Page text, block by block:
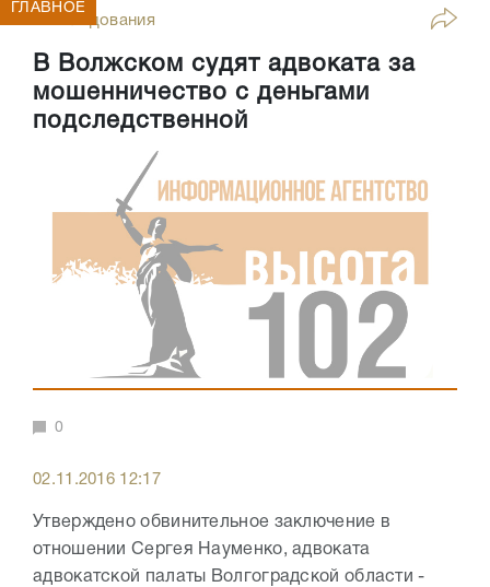
Расследования
В Волжском судят адвоката за
мошенничество с деньгами
подследственной
ГЛАВНОЕ
0
02.11.2016 12:17
Утверждено обвинительное заключение в
отношении Сергея Науменко, адвоката
адвокатской палаты Волгоградской области -